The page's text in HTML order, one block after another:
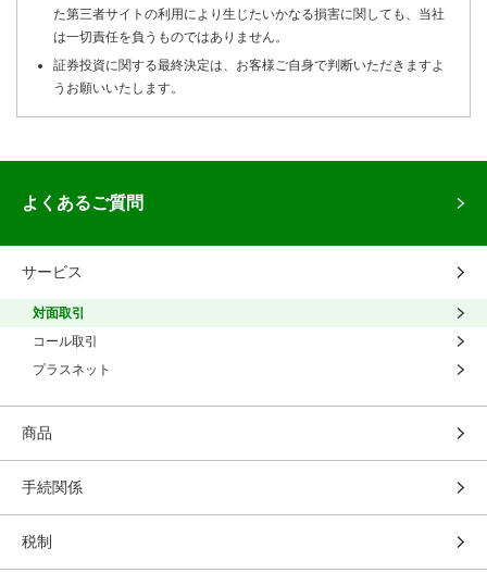
た第三者サイトの利用により生じたいかなる損害に関しても、当社
は一切責任を負うものではありません。
証券投資に関する最終決定は、お客様ご自身で判断いただきますよ
うお願いいたします。
よくあるご質問
サービス
対面取引
コール取引
プラスネット
商品
手続関係
税制